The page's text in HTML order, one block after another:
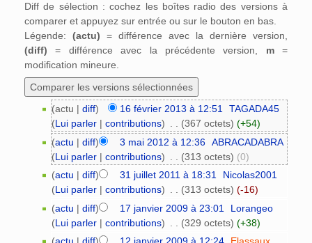
Diff de sélection : cochez les boîtes radio des versions à
comparer et appuyez sur entrée ou sur le bouton en bas.
Légende: (actu) = différence avec la dernière version,
(diff) = différence avec la précédente version, m=
modification mineure.
(actu | diff) 16 février 2013 à 12:51‎ TAGADA45
(Lui parler| contributions) . . (367 octets) (+54)
(actu | diff) 3 mai 2012 à 12:36‎ ABRACADABRA
(Lui parler| contributions) (313 octets) (0)
(actu | diff) 31 juillet 2011 à 18:31
Nicolas2001
(Lui parler| contributions) (313 octets) (-16)
(actu | diff) 17 janvier 2009 à 23:01
Lorangeo
(Lui parler| contributions) (329 octets) (+38)